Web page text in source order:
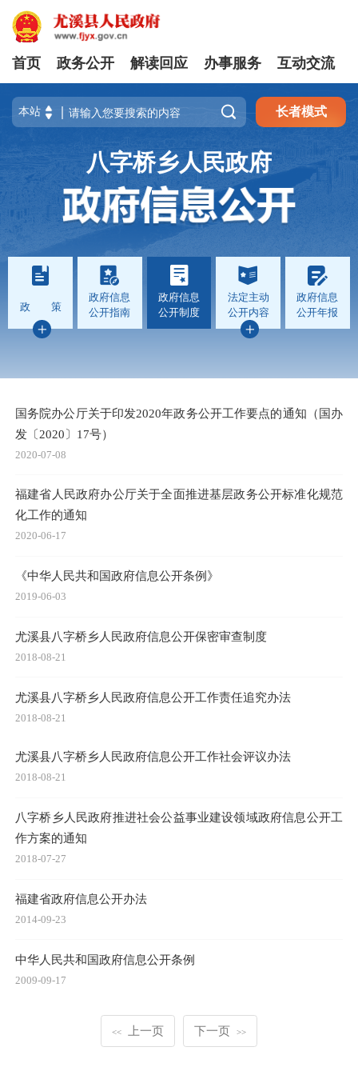
首页 政务公开 解读回应 办事服务 互动交流
 长者模式
八字桥乡人民政府
政 策
政府信息
公开指南
政府信息
公开制度
法定主动
公开内容
政府信息
公开年报
国务院办公厅关于印发2020年政务公开工作要点的通知（国办
发〔2020〕17号）
2020-07-08
福建省人民政府办公厅关于全面推进基层政务公开标准化规范
化工作的通知
2020-06-17
《中华人民共和国政府信息公开条例》
2019-06-03
尤溪县八字桥乡人民政府信息公开保密审查制度
2018-08-21
尤溪县八字桥乡人民政府信息公开工作责任追究办法
2018-08-21
尤溪县八字桥乡人民政府信息公开工作社会评议办法
2018-08-21
八字桥乡人民政府推进社会公益事业建设领域政府信息公开工
作方案的通知
2018-07-27
福建省政府信息公开办法
2014-09-23
中华人民共和国政府信息公开条例
2009-09-17
<< 上一页 下一页 >>